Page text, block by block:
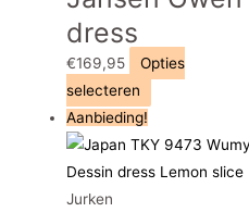
dress
€169,95
Opties
selecteren
heeft
meerdere
Aanbieding!
Jurken